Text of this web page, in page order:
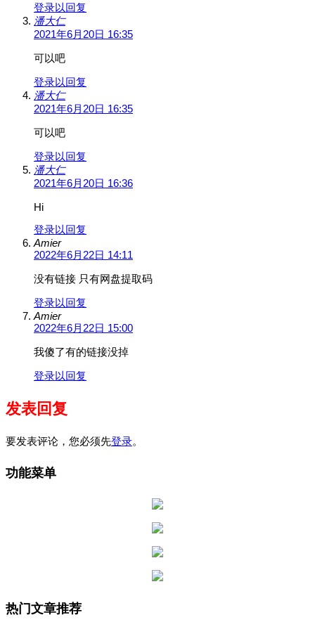
登录以回复
潘大仁
2021年6月20日 16:35
可以吧
登录以回复
潘大仁
2021年6月20日 16:35
可以吧
登录以回复
潘大仁
2021年6月20日 16:36
Hi
登录以回复
Amier
2022年6月22日 14:11
没有链接 只有网盘提取码
登录以回复
Amier
2022年6月22日 15:00
我傻了有的链接没掉
登录以回复
发表回复
要发表评论，您必须先登录。
功能菜单
热门文章推荐